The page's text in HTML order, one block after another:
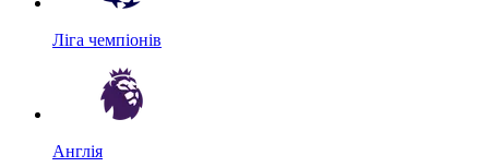
Ліга чемпіонів
Англія